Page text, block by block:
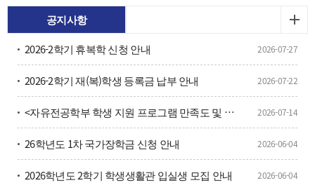
공지사항
2026-2학기 휴복학 신청 안내
2026-07-27
2026-2학기 재(복)학생 등록금 납부 안내 2026-07-22
<자유전공학부 학생 지원 프로그램 만족도 및 요구 조사> 2026-07-14
26학년도 1차 국가장학금 신청 안내 2026-06-04
2026학년도 2학기 학생생활관 입실생 모집 안내 2026-06-04